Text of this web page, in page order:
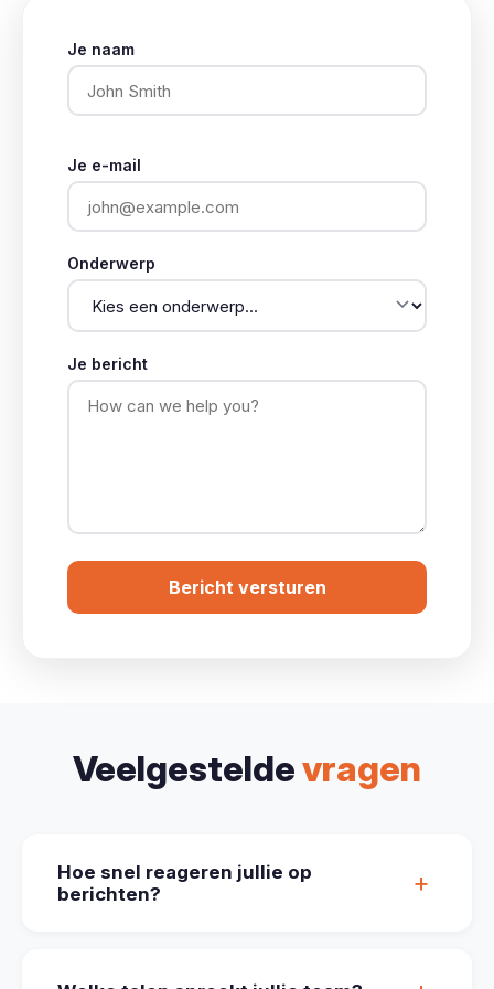
Je naam
Je e-mail
Onderwerp
Je bericht
Bericht versturen
Veelgesteldevragen
Hoe snel reageren jullie op
berichten?
+
werkdagen. Voor dringende boekingsvragen